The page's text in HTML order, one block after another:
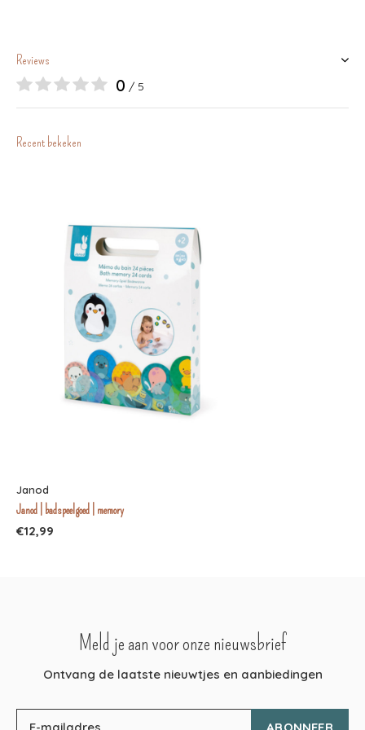
Reviews
0 / 5
Recent bekeken
Janod
Janod | badspeelgoed | memory
€12,99
Meld je aan voor onze nieuwsbrief
Ontvang de laatste nieuwtjes en aanbiedingen